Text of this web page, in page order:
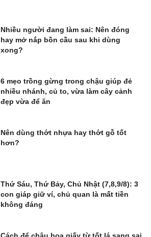
Nhiều người đang làm sai: Nên đóng
hay mở nắp bồn cầu sau khi dùng
xong?
6 mẹo trồng gừng trong chậu giúp đẻ
nhiều nhánh, củ to, vừa làm cây cảnh
đẹp vừa để ăn
Nên dùng thớt nhựa hay thớt gỗ tốt
hơn?
Thứ Sáu, Thứ Bảy, Chủ Nhật (7,8,9/8): 3
con giáp giữ ví, chủ quan là mất tiền
không đáng
Cách để chậu hoa giấy từ tốt lá sang sai